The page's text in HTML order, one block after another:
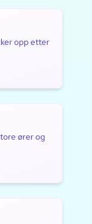
opp etter
ører og